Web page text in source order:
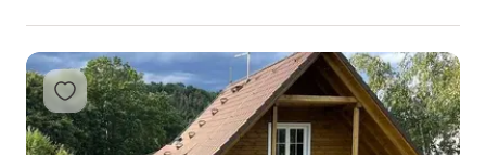
Přidat do oblíbených